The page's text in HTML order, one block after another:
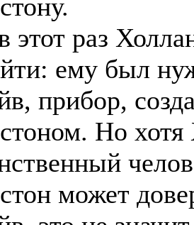
этот раз
ему был
прибор,
Но хотя
может